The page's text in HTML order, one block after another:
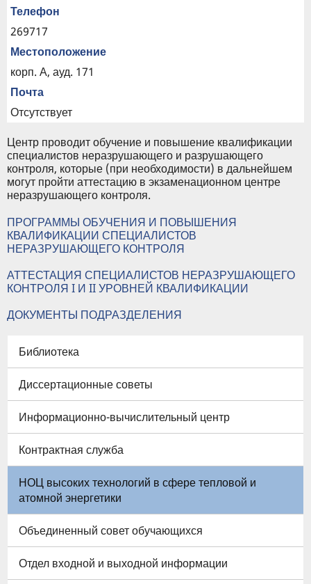
Телефон
269717
Местоположение
корп. А, ауд. 171
Почта
Отсутствует
Центр проводит обучение и повышение квалификации
специалистов неразрушающего и разрушающего
контроля, которые (при необходимости) в дальнейшем
могут пройти аттестацию в экзаменационном центре
неразрушающего контроля.
ПРОГРАММЫ ОБУЧЕНИЯ И ПОВЫШЕНИЯ
КВАЛИФИКАЦИИ СПЕЦИАЛИСТОВ
НЕРАЗРУШАЮЩЕГО КОНТРОЛЯ
АТТЕСТАЦИЯ СПЕЦИАЛИСТОВ НЕРАЗРУШАЮЩЕГО
КОНТРОЛЯ I И II УРОВНЕЙ КВАЛИФИКАЦИИ
ДОКУМЕНТЫ ПОДРАЗДЕЛЕНИЯ
Библиотека
Диссертационные советы
Информационно-вычислительный центр
Контрактная служба
НОЦ высоких технологий в сфере тепловой и
атомной энергетики
Объединенный совет обучающихся
Отдел входной и выходной информации